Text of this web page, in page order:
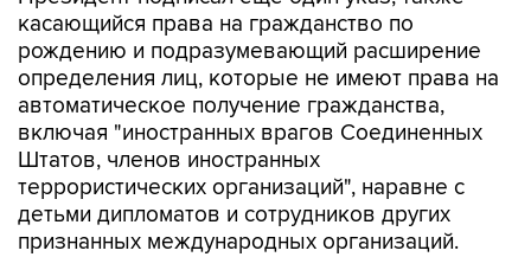
касающийся права на гражданство по
рождению и подразумевающий расширение
определения лиц, которые не имеют права на
автоматическое получение гражданства,
включая "иностранных врагов Соединенных
Штатов, членов иностранных
террористических организаций", наравне с
детьми дипломатов и сотрудников других
признанных международных организаций.